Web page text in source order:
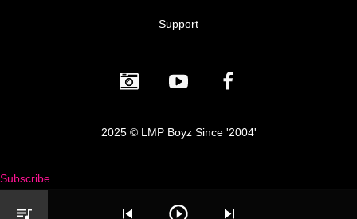
Support
2025 © LMP Boyz Since '2004'
Subscribe